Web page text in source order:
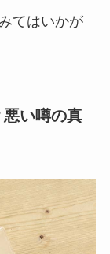
てはいかが
い噂の真